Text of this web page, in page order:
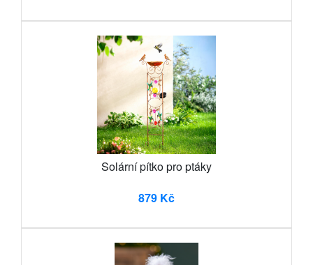
Solární pítko pro ptáky
879 Kč